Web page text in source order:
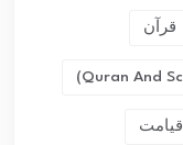
قرآن
قیامت